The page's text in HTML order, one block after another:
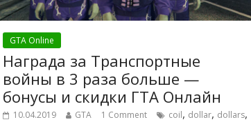
GTA Online
Награда за Транспортные
войны в 3 раза больше —
бонусы и скидки ГТА Онлайн
10.04.2019 GTA 1 Comment coil, dollar, dollars,